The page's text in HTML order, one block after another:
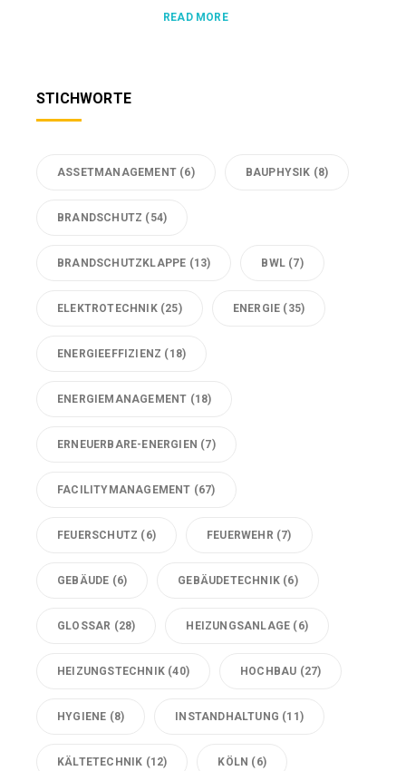
READ MORE
STICHWORTE
ASSETMANAGEMENT (6) BAUPHYSIK (8)
BRANDSCHUTZ (54)
BRANDSCHUTZKLAPPE (13) BWL (7)
ELEKTROTECHNIK(25) ENERGIE (35)
ENERGIEEFFIZIENZ (18)
ENERGIEMANAGEMENT (18)
ERNEUERBARE-ENERGIEN (7)
FACILITYMANAGEMENT (67)
FEUERSCHUTZ (6) FEUERWEHR (7)
GEBÄUDE (6) GEBÄUDETECHNIK (6)
GLOSSAR (28) HEIZUNGSANLAGE (6)
HEIZUNGSTECHNIK (40) HOCHBAU (27)
HYGIENE (8) INSTANDHALTUNG (11)
KÄLTETECHNIK (12) KÖLN (6)